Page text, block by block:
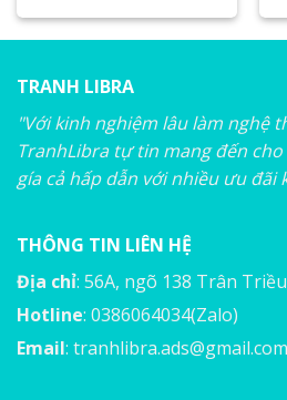
TRANH LIBRA
"Với kinh nghiệm lâu làm nghệ
TranhLibra tự tin mang đến
gía cả hấp dẫn với nhiều ưu đãi
THÔNG TIN LIÊN HỆ
Địa chỉ: 56A, ngõ 138 Trân
Hotline: 0386064034(Zalo)
Email: tranhlibra.ads@gmail.com